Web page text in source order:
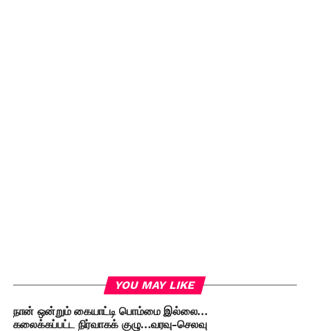
YOU MAY LIKE
நான் ஒன்றும் கையாட்டி பொம்மை இல்லை…
கலைக்கப்பட்ட நிர்வாகக் குழு…வரவு-செலவு